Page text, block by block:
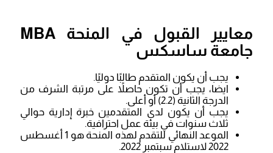
معايير القبول في المنحة MBA
جامعة ساسكس
يجب أن يكون المتقدم طالبًا دوليًا.
ايضا، يجب أن تكون حاصلاً على مرتبة الشرف من
الدرجة الثانية (2.2) أو أعلى.
يجب أن يكون لدى المتقدمين خبرة إدارية حوالي
ثلاث سنوات في بيئة عمل احترافية.
الموعد النهائي للتقدم لهذه المنحة هو 1 أغسطس
2022 لاستلام سبتمبر 2022.